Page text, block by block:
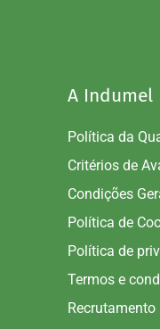
A Indumel
Política da
Critérios de
Condições
Política de
Política de
Termos e
Recrutamento